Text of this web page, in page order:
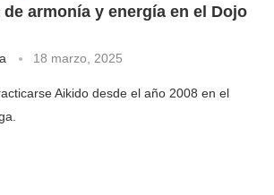
armonía y energía en el Dojo
18 marzo, 2025
Aikido desde el año 2008 en el